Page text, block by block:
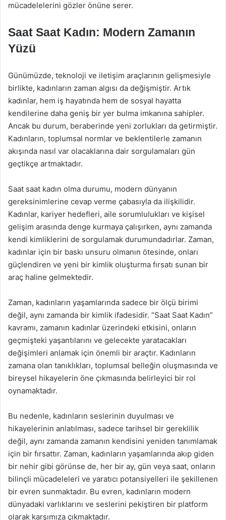
mücadelelerini gözler önüne serer.
Saat Saat Kadın: Modern Zamanın
Yüzü
Günümüzde, teknoloji ve iletişim araçlarının gelişmesiyle
birlikte, kadınların zaman algısı da değişmiştir. Artık
kadınlar, hem iş hayatında hem de sosyal hayatta
kendilerine daha geniş bir yer bulma imkanına sahipler.
Ancak bu durum, beraberinde yeni zorlukları da getirmiştir.
Kadınların, toplumsal normlar ve beklentilerle zamanın
akışında nasıl var olacaklarına dair sorgulamaları gün
geçtikçe artmaktadır.
Saat saat kadın olma durumu, modern dünyanın
gereksinimlerine cevap verme çabasıyla da ilişkilidir.
Kadınlar, kariyer hedefleri, aile sorumlulukları ve kişisel
gelişim arasında denge kurmaya çalışırken, aynı zamanda
kendi kimliklerini de sorgulamak durumundadırlar. Zaman,
kadınlar için bir baskı unsuru olmanın ötesinde, onları
güçlendiren ve yeni bir kimlik oluşturma fırsatı sunan bir
araç haline gelmektedir.
Zaman, kadınların yaşamlarında sadece bir ölçü birimi
değil, aynı zamanda bir kimlik ifadesidir. “Saat Saat Kadın”
kavramı, zamanın kadınlar üzerindeki etkisini, onların
geçmişteki yaşantılarını ve gelecekte yaratacakları
değişimleri anlamak için önemli bir araçtır. Kadınların
zamana olan tanıklıkları, toplumsal belleğin oluşmasında ve
bireysel hikayelerin öne çıkmasında belirleyici bir rol
oynamaktadır.
Bu nedenle, kadınların seslerinin duyulması ve
hikayelerinin anlatılması, sadece tarihsel bir gereklilik
değil, aynı zamanda zamanın kendisini yeniden tanımlamak
için bir fırsattır. Zaman, kadınların yaşamlarında akıp giden
bir nehir gibi görünse de, her bir ay, gün veya saat, onların
bilinçli mücadeleleri ve yaratıcı potansiyelleri ile şekillenen
bir evren sunmaktadır. Bu evren, kadınların modern
dünyadaki varlıklarını ve seslerini pekiştiren bir platform
olarak karşımıza çıkmaktadır.